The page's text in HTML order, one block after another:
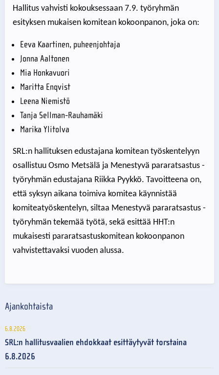
Hallitus vahvisti kokouksessaan 7.9. työryhmän
esityksen mukaisen komitean kokoonpanon, joka on:
Eeva Kaartinen, puheenjohtaja
Jonna Aaltonen
Mia Honkavuori
Maritta Enqvist
Leena Niemistö
Tanja Sellman-Rauhamäki
Marika Ylitolva
SRL:n hallituksen edustajana komitean työskentelyyn
osallistuu Osmo Metsälä ja Menestyvä pararatsastus -
työryhmän edustajana Riikka Pyykkö. Tavoitteena on,
että syksyn aikana toimiva komitea käynnistää
komiteatyöskentelyn, siltaa Menestyvä pararatsastus -
työryhmän tekemää työtä, sekä esittää HHT:n
mukaisesti pararatsastuskomitean kokoonpanon
vahvistettavaksi vuoden alussa.
Ajankohtaista
6.8.2026
SRL:n hallitusvaalien ehdokkaat esittäytyvät torstaina
6.8.2026